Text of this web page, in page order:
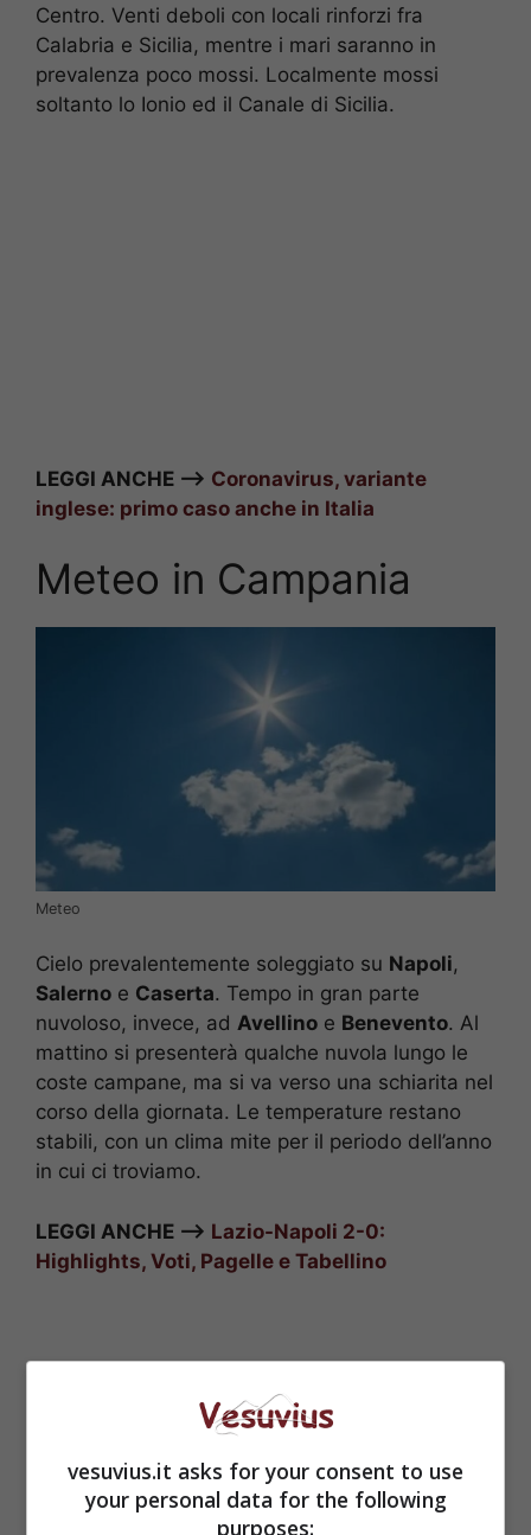
Centro. Venti deboli con locali rinforzi fra
Calabria e Sicilia, mentre i mari saranno in
prevalenza poco mossi. Localmente mossi
soltanto lo Ionio ed il Canale di Sicilia.
LEGGI ANCHE –> Coronavirus, variante
inglese: primo caso anche in Italia
Meteo in Campania
Meteo
Cielo prevalentemente soleggiato su Napoli,
Salerno e Caserta. Tempo in gran parte
nuvoloso, invece, ad Avellino e Benevento. Al
mattino si presenterà qualche nuvola lungo le
coste campane, ma si va verso una schiarita nel
corso della giornata. Le temperature restano
stabili, con un clima mite per il periodo dell’anno
in cui ci troviamo.
LEGGI ANCHE –> Lazio-Napoli 2-0:
Highlights, Voti, Pagelle e Tabellino
vesuvius.it asks for your consent to use
your personal data for the following
purposes: